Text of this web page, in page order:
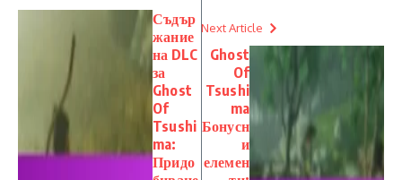
Съдър
жание
на DLC
за
Ghost
Of
Tsushi
ma:
Придо
Next Article
Ghost
Of
Tsushi
ma
Бонусн
и
елемен